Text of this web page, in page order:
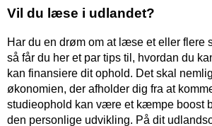
Vil du læse i udlandet?
Har du en drøm om at læse et eller flere
så får du her et par tips til, hvordan du
kan finansiere dit ophold. Det skal
økonomien, der afholder dig fra at
studieophold kan være et kæmpe boost
den personlige udvikling. På dit